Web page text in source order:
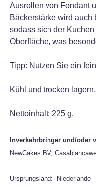
Ausrollen von Fondant
Bäckerstärke wird auch
sodass sich der
Oberfläche, was
Tipp: Nutzen Sie ein
Kühl und trocken
Nettoinhalt: 225 g.
Inverkehrbringer und/oder
NewCakes BV,
Ursprungsland: Niederlande